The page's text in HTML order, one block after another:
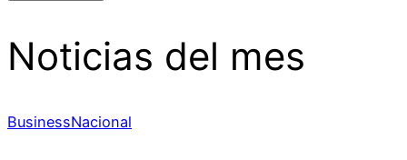
Noticias del mes
BusinessNacional